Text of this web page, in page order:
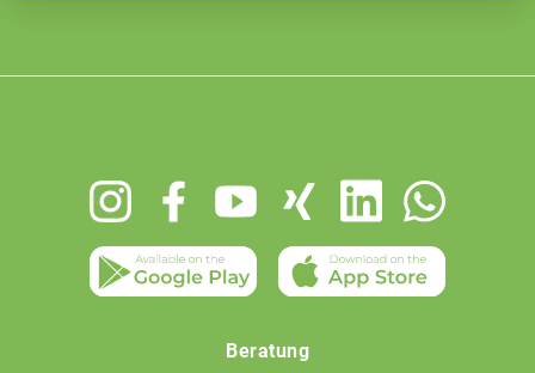
Beratung